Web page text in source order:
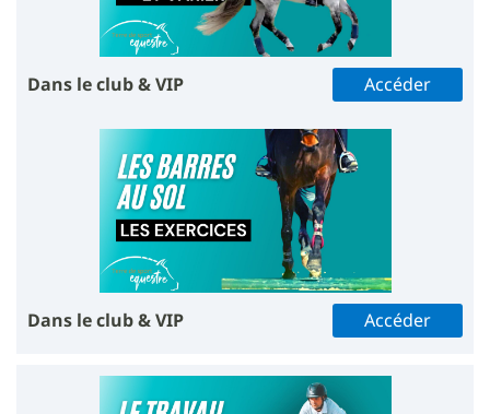
Dans le club & VIP Accéder
Dans le club & VIP Accéder